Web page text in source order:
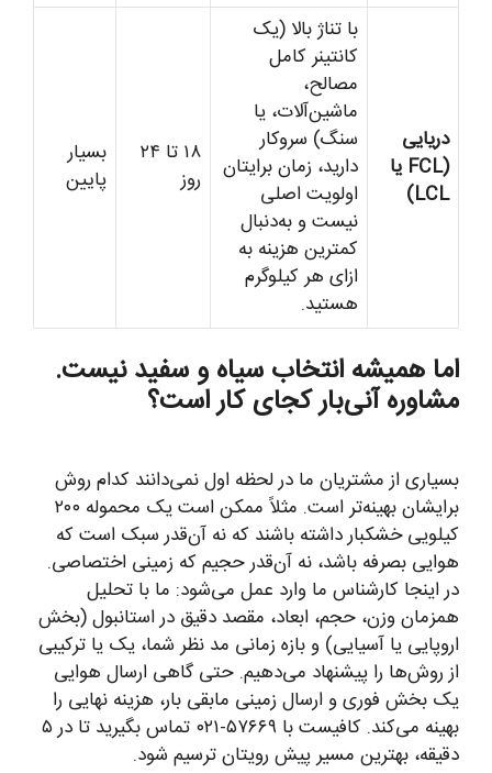
دریایی
(FCL یا
LCL)
با تناژ بالا (یک
کانتینر کامل
مصالح،
ماشین‌آلات، یا
سنگ) سروکار
دارید، زمان برایتان
اولویت اصلی
نیست و به‌دنبال
کمترین هزینه به
ازای هر کیلوگرم
هستید.
۱۸ تا ۲۴
روز
بسیار
پایین
اما همیشه انتخاب سیاه و سفید نیست.
مشاوره آنی‌بار کجای کار است؟
بسیاری از مشتریان ما در لحظه اول نمی‌دانند کدام روش
برایشان بهینه‌تر است. مثلاً ممکن است یک محموله ۲۰۰
کیلویی خشکبار داشته باشند که نه آن‌قدر سبک است که
هوایی بصرفه باشد، نه آن‌قدر حجیم که زمینی اختصاصی.
در اینجا کارشناس ما وارد عمل می‌شود: ما با تحلیل
همزمان وزن، حجم، ابعاد، مقصد دقیق در استانبول (بخش
اروپایی یا آسیایی) و بازه زمانی مد نظر شما، یک یا ترکیبی
از روش‌ها را پیشنهاد می‌دهیم. حتی گاهی ارسال هوایی
یک بخش فوری و ارسال زمینی مابقی بار، هزینه نهایی را
بهینه می‌کند. کافیست با ۵۷۶۶۹-۰۲۱ تماس بگیرید تا در ۵
دقیقه، بهترین مسیر پیش رویتان ترسیم شود.